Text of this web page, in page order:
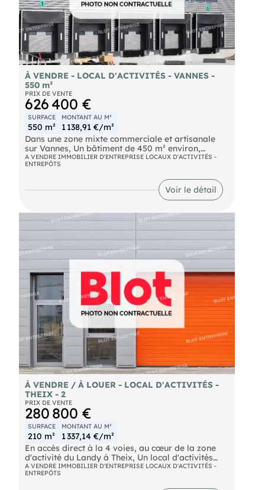
À VENDRE - LOCAL D'ACTIVITÉS - VANNES -
550 m²
PRIX DE VENTE
626 400 €
SURFACE
550 m²
MONTANT AU M²
1 138,91 €/m²
Dans une zone mixte commerciale et artisanale
sur Vannes, Un bâtiment de 450 m² environ,
composé comme suit :
- Une partie atelier/stockage d’environ 450 m² en
- Une mezzanine de 100 m² environ Ce bâtiment
bénéficie d'une excellente accessibilité grâce à sa
Emplacement stratégique. Les informations sur les
risques naturels, miniers, ou technologiques,
auxquels ces biens sont exposés, sont disponibles
sur le site
A VENDRE IMMOBILIER D'ENTREPRISE LOCAUX D'ACTIVITÉS -
ENTREPÔTS
Voir le détail
À VENDRE / À LOUER - LOCAL D'ACTIVITÉS -
THEIX - 2
PRIX DE VENTE
280 800 €
SURFACE
210 m²
MONTANT AU M²
1 337,14 €/m²
En accès direct à la 4 voies, au cœur de la zone
d'activité du Landy à Theix, Un local d'activités
neuf d'environ 210 m² disposant d'un accès PMR.
- 2 places de stationnement rattachées au lot ,
A VENDRE IMMOBILIER D'ENTREPRISE LOCAUX D'ACTIVITÉS -
ENTREPÔTS